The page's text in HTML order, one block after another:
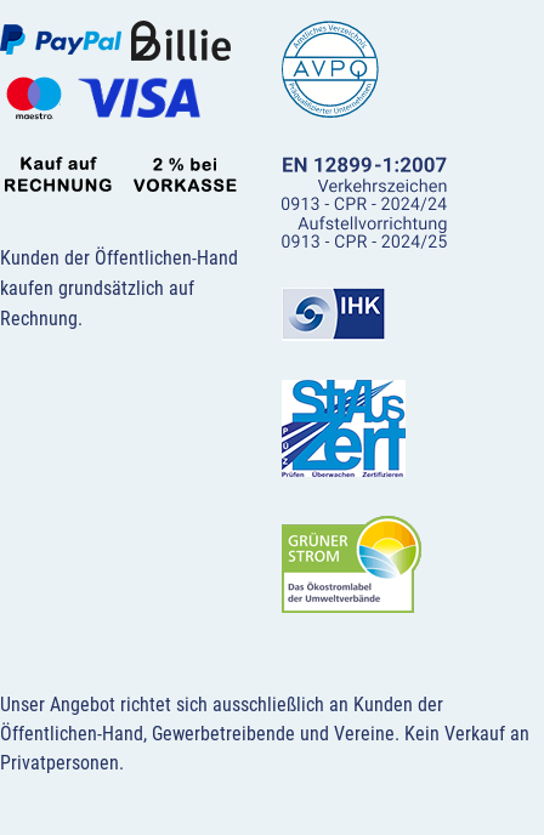
Kunden der Öffentlichen-Hand
kaufen grundsätzlich auf
Rechnung.
Unser Angebot richtet sich ausschließlich an Kunden der
Öffentlichen-Hand, Gewerbetreibende und Vereine. Kein Verkauf an
Privatpersonen.